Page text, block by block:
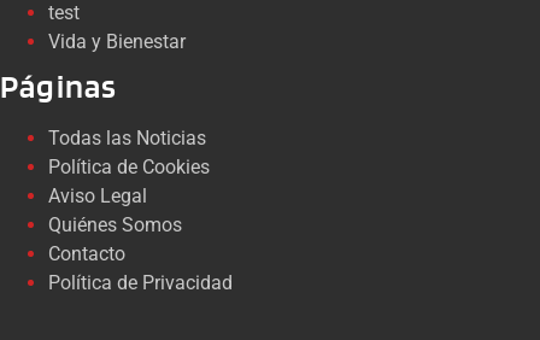
test
Vida y Bienestar
Páginas
Todas las Noticias
Política de Cookies
Aviso Legal
Quiénes Somos
Contacto
Política de Privacidad